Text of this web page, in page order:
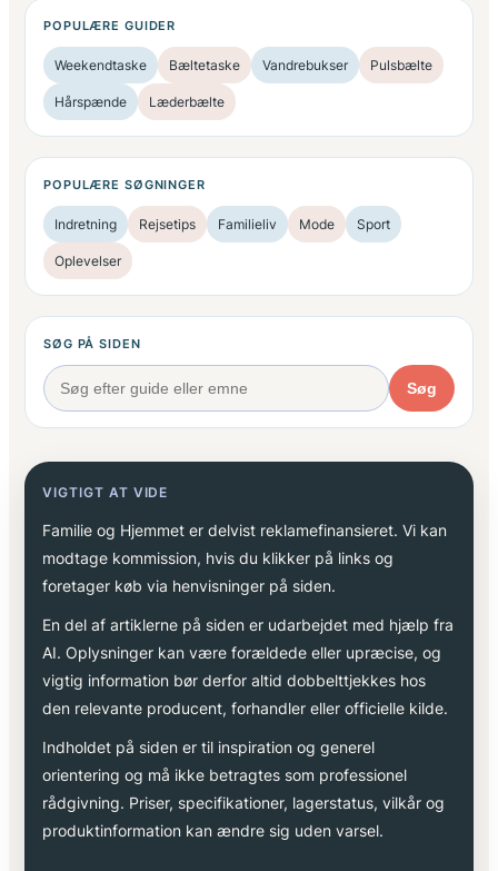
POPULÆRE GUIDER
Weekendtaske Bæltetaske Vandrebukser Pulsbælte
Hårspænde Læderbælte
POPULÆRE SØGNINGER
Indretning Rejsetips Familieliv Mode Sport
Oplevelser
SØG PÅ SIDEN
Søg
VIGTIGT AT VIDE
Familie og Hjemmet er delvist reklamefinansieret. Vi kan
modtage kommission, hvis du klikker på links og
foretager køb via henvisninger på siden.
En del af artiklerne på siden er udarbejdet med hjælp fra
AI. Oplysninger kan være forældede eller upræcise, og
vigtig information bør derfor altid dobbelttjekkes hos
den relevante producent, forhandler eller officielle kilde.
Indholdet på siden er til inspiration og generel
orientering og må ikke betragtes som professionel
rådgivning. Priser, specifikationer, lagerstatus, vilkår og
produktinformation kan ændre sig uden varsel.